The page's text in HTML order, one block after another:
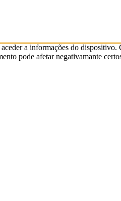
a informações do
pode afetar negativamante